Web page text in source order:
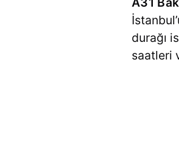
durağı
saatleri